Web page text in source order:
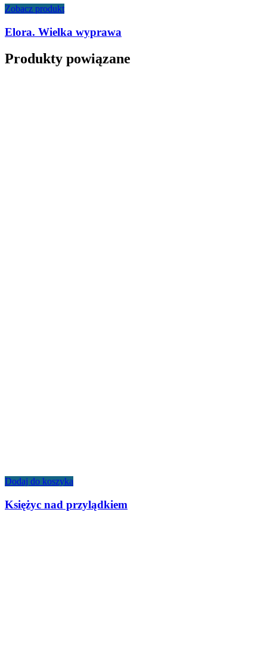
Zobacz produkt
Elora. Wielka wyprawa
Produkty powiązane
Dodaj do koszyka
Księżyc nad przylądkiem